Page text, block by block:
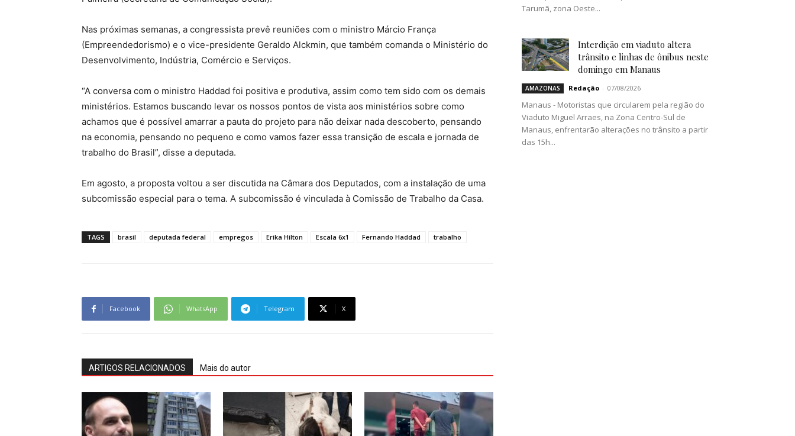
Nas próximas semanas, a congressista prevê reuniões com o ministro Márcio França
(Empreendedorismo) e o vice-presidente Geraldo Alckmin, que também comanda o Ministério do
Desenvolvimento, Indústria, Comércio e Serviços.
“A conversa com o ministro Haddad foi positiva e produtiva, assim como tem sido com os demais
ministérios. Estamos buscando levar os nossos pontos de vista aos ministérios sobre como
achamos que é possível amarrar a pauta do projeto para não deixar nada descoberto, pensando
na economia, pensando no pequeno e como vamos fazer essa transição de escala e jornada de
trabalho do Brasil”, disse a deputada.
Em agosto, a proposta voltou a ser discutida na Câmara dos Deputados, com a instalação de uma
subcomissão especial para o tema. A subcomissão é vinculada à Comissão de Trabalho da Casa.
TAGS brasil deputada federal empregos Erika Hilton Escala 6x1 Fernando Haddad trabalho
Facebook WhatsApp Telegram X
ARTIGOS RELACIONADOS Mais do autor
Tarumã, zona Oeste...
Interdição em viaduto altera
trânsito e linhas de ônibus neste
domingo em Manaus
AMAZONAS Redação - 07/08/2026
Manaus - Motoristas que circularem pela região do
Viaduto Miguel Arraes, na Zona Centro-Sul de
Manaus, enfrentarão alterações no trânsito a partir
das 15h...